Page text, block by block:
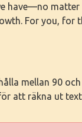
have—no
For you, for
mellan 90
att räkna ut